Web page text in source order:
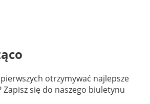
otrzymywać najlepsze
się do naszego biuletynu